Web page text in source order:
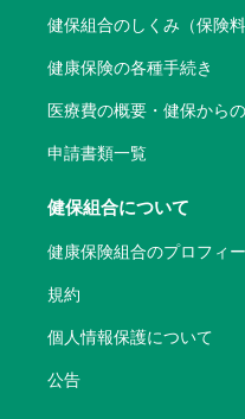
健保組合のしくみ（保険
健康保険の各種手続き
医療費の概要・健保から
申請書類一覧
健保組合について
健康保険組合のプロフィ
規約
個人情報保護について
公告